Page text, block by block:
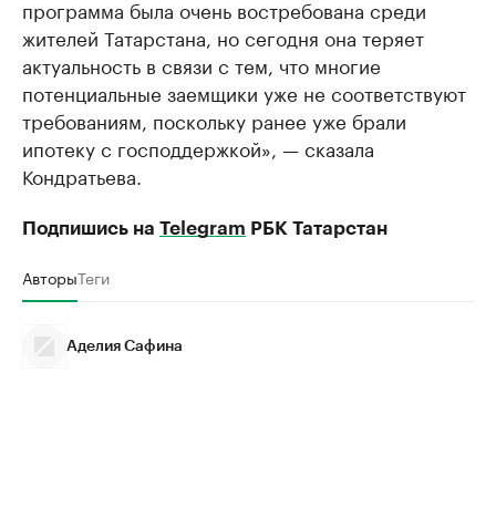
программа была очень востребована среди
жителей Татарстана, но сегодня она теряет
актуальность в связи с тем, что многие
потенциальные заемщики уже не соответствуют
требованиям, поскольку ранее уже брали
ипотеку с господдержкой», — сказала
Кондратьева.
Подпишись на Telegram РБК Татарстан
АвторыТеги
Аделия Сафина